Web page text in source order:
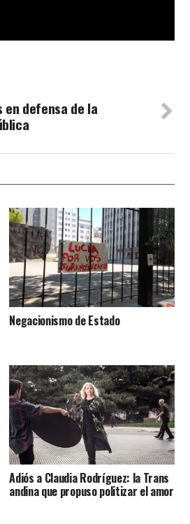
en defensa de la
Negacionismo de Estado
Adiós a Claudia Rodríguez: la Trans
andina que propuso politizar el amor